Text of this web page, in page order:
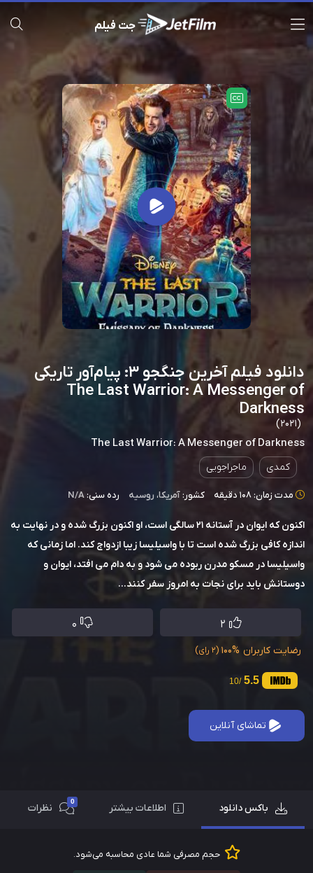
جت فیلم
دانلود فیلم آخرین جنگجو ۳: پیام‌آور تاریکی
The Last Warrior: A Messenger of
Darkness
(2021)
The Last Warrior: A Messenger of Darkness
کمدی ماجراجویی
مدت زمان: 108 دقیقه کشور:آمریکا، روسیه رده سنی:N/A
اکنون که ایوان در آستانه 21 سالگی است، او اکنون بزرگ شده و در نهایت به
اندازه کافی بزرگ شده است تا با واسیلیسا زیبا ازدواج کند. اما زمانی که
واسیلیسا در مسکو مدرن ربوده می شود و به دام می افتد، ایوان و
دوستانش باید برای نجات به امروز سفر کنند...
2
0
رضایت کاربران 100% (2 رای)
5.5
/10
تماشای آنلاین
باکس دانلود اطلاعات بیشتر 0 نظرات
حجم مصرفی شما عادی محاسبه می‌شود.